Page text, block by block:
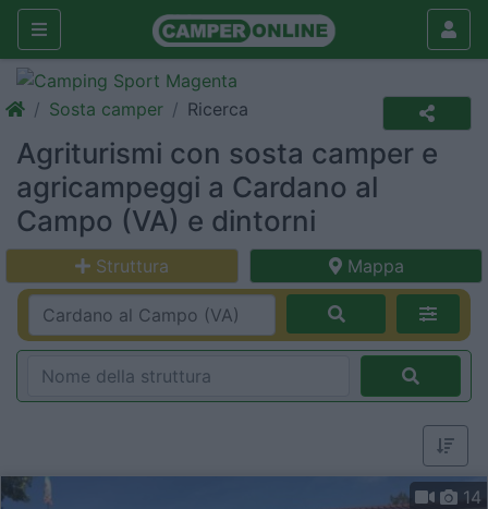
Sosta camper Ricerca
Agriturismi con sosta camper e
agricampeggi a Cardano al
Campo (VA) e dintorni
Struttura Mappa
14